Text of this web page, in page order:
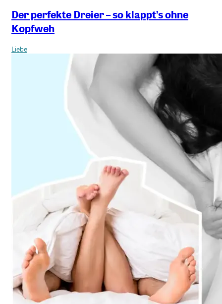
Der perfekte Dreier – so klappt’s ohne
Kopfweh
Liebe